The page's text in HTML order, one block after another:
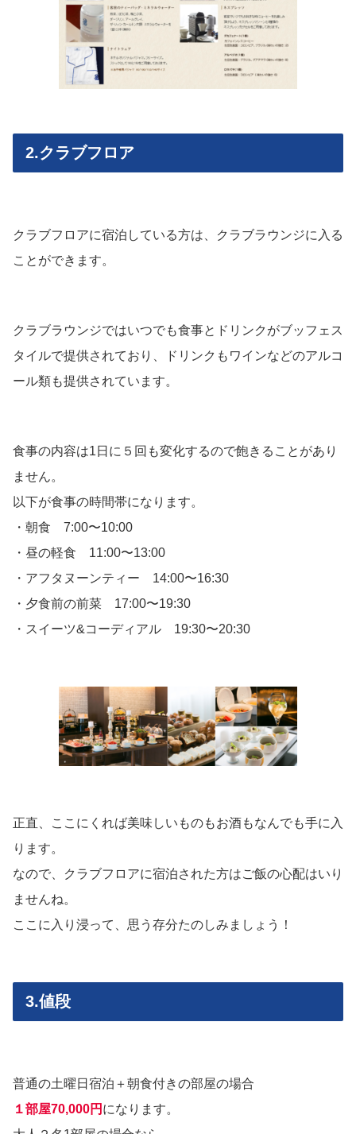
2.クラブフロア
クラブフロアに宿泊している方は、クラブラウンジに入る
ことができます。
クラブラウンジではいつでも食事とドリンクがブッフェス
タイルで提供されており、ドリンクもワインなどのアルコ
ール類も提供されています。
食事の内容は1日に５回も変化するので飽きることがあり
ません。
以下が食事の時間帯になります。
・朝食 7:00〜10:00
・昼の軽食 11:00〜13:00
・アフタヌーンティー 14:00〜16:30
・夕食前の前菜 17:00〜19:30
・スイーツ&コーディアル 19:30〜20:30
正直、ここにくれば美味しいものもお酒もなんでも手に入
ります。
なので、クラブフロアに宿泊された方はご飯の心配はいり
ませんね。
ここに入り浸って、思う存分たのしみましょう！
3.値段
普通の土曜日宿泊＋朝食付きの部屋の場合
１部屋70,000円 になります。